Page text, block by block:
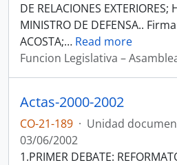
DE RELACIONES
MINISTRO DE DEFENSA..
ACOSTA;… Read more
Funcion Legislativa –
Actas-2000-2002
CO-21-189 · Unidad
03/06/2002
1.PRIMER DEBATE: